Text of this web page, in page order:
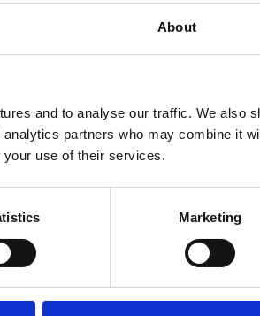
About
and to analyse our traffic. We also
partners who may combine it
your use of their services.
Marketing